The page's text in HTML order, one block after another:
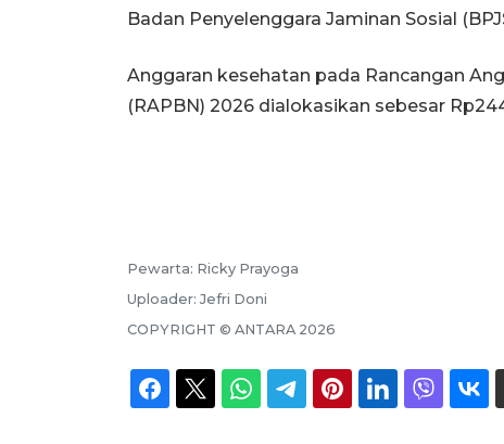
Badan Penyelenggara Jaminan Sosial
Anggaran kesehatan pada Rancangan
(RAPBN) 2026 dialokasikan sebesar
Pewarta: Ricky Prayoga
Uploader: Jefri Doni
COPYRIGHT © ANTARA 2026